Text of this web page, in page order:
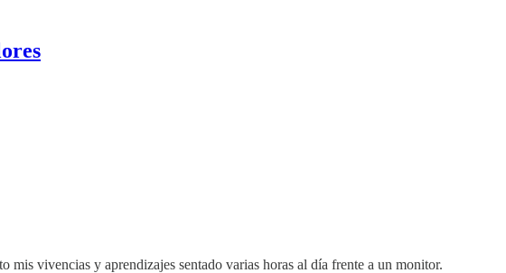
mis vivencias y aprendizajes sentado varias horas al día frente a un monitor.